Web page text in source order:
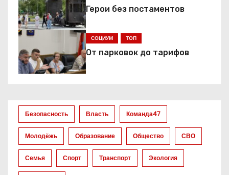
и
я
п
о
а
п
Герои без постаментов
СОЦИУМ ТОП
От парковок до тарифов
Безопасность Власть Команда47
Молодёжь Образование Общество СВО
Семья Спорт Транспорт Экология